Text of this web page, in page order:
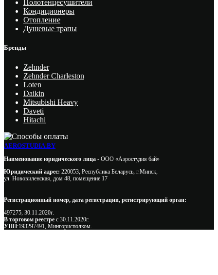
Полотенцесушители
Кондиционеры
Отопление
Душевые трапы
Бренды
Zehnder
Zehnder Charleston
Loten
Daikin
Mitsubishi Heavy
Daveti
Hitachi
AEROSTUDIA.BY
Наименование юридического лица - ООО «Аэростудия бай»
Юридический адрес: 220053, Республика Беларусь, г.Минск,
ул. Нововиленская, дом 48, помещение 17
Регистрационный номер, дата регистрации, регистрирующий орган:
497275, 30.11.2020г.
В торговом реестре с 30.11.2020г.
УНП:193297491, Мингорисполком.